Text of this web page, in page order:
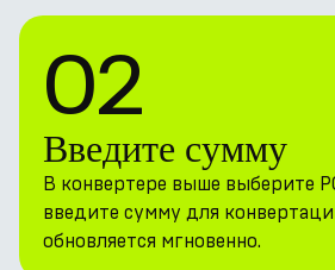
02
Введите сумму
В конвертере выше выберите
введите сумму для
обновляется мгновенно.